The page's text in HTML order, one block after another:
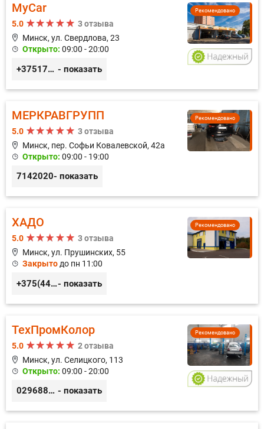
Рекомендовано
MyCar
5.0
3 отзыва
Минск, ул. Свердлова, 23
Открыто: 09:00 - 20:00
+375173212443 - показать
Рекомендовано
МЕРКРАВГРУПП
5.0
3 отзыва
Минск, пер. Софьи Ковалевской, 42а
Открыто: 09:00 - 19:00
7142020- показать
Рекомендовано
ХАДО
5.0
3 отзыва
Минск, ул. Прушинских, 55
Закрыто до пн 11:00
+375(44) 559-27-77- показать
Рекомендовано
ТехПромКолор
5.0
2 отзыва
Минск, ул. Селицкого, 113
Открыто: 09:00 - 20:00
0296889898 - показать